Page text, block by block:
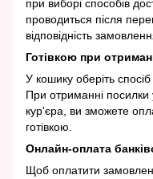
при виборі способів
проводиться після
відповідність
Готівкою при
У кошику оберіть
При отриманні посилки
кур'єра, ви зможете
готівкою.
Онлайн-оплата
Щоб оплатити